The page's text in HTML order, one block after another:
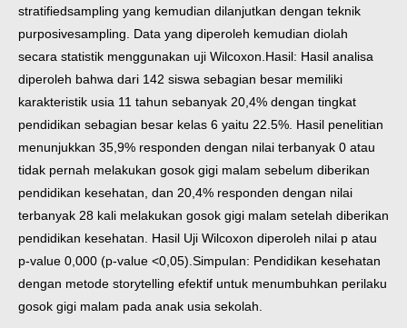
stratifiedsampling yang kemudian dilanjutkan dengan teknik
purposivesampling. Data yang diperoleh kemudian diolah
secara statistik menggunakan uji Wilcoxon. Hasil: Hasil analisa
diperoleh bahwa dari 142 siswa sebagian besar memiliki
karakteristik usia 11 tahun sebanyak 20,4% dengan tingkat
pendidikan sebagian besar kelas 6 yaitu 22.5%. Hasil penelitian
menunjukkan 35,9% responden dengan nilai terbanyak 0 atau
tidak pernah melakukan gosok gigi malam sebelum diberikan
pendidikan kesehatan, dan 20,4% responden dengan nilai
terbanyak 28 kali melakukan gosok gigi malam setelah diberikan
pendidikan kesehatan. Hasil Uji Wilcoxon diperoleh nilai p atau
p-value 0,000 (p-value <0,05). Simpulan: Pendidikan kesehatan
dengan metode storytelling efektif untuk menumbuhkan perilaku
gosok gigi malam pada anak usia sekolah.